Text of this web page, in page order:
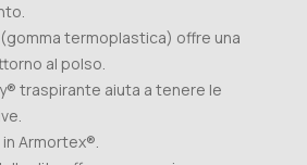
(gomma termoplastica) offre una
al polso.
traspirante aiuta a tenere le
Armortex®.